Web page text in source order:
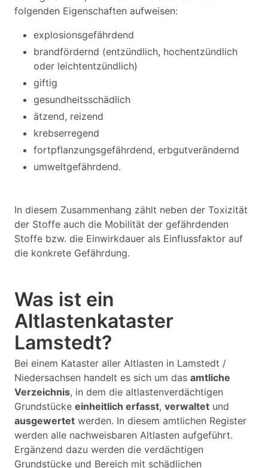
folgenden Eigenschaften aufweisen:
explosionsgefährdend
brandfördernd (entzündlich, hochentzündlich
oder leichtentzündlich)
giftig
gesundheitsschädlich
ätzend, reizend
krebserregend
fortpflanzungsgefährdend, erbgutverändernd
umweltgefährdend.
In diesem Zusammenhang zählt neben der Toxizität
der Stoffe auch die Mobilität der gefährdenden
Stoffe bzw. die Einwirkdauer als Einflussfaktor auf
die konkrete Gefährdung.
Was ist ein
Altlastenkataster
Lamstedt?
Bei einem Kataster aller Altlasten in Lamstedt /
Niedersachsen handelt es sich um das amtliche
Verzeichnis, in dem die altlastenverdächtigen
Grundstücke einheitlich erfasst, verwaltet und
ausgewertet werden. In diesem amtlichen Register
werden alle nachweisbaren Altlasten aufgeführt.
Ergänzend dazu werden die verdächtigen
Grundstücke und Bereich mit schädlichen